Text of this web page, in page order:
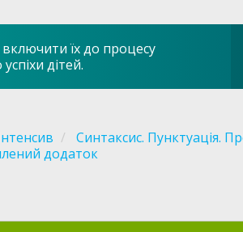
їх до процесу
дітей.
Синтаксис. Пунктуація.
додаток